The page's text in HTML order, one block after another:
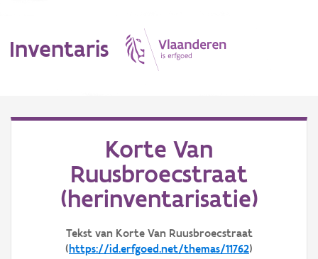
Inventaris
Aanduidingsobject
Korte Van
Ruusbroecstraat
(herinventarisatie)
Tekst van Korte Van Ruusbroecstraat
(https://id.erfgoed.net/themas/11762)